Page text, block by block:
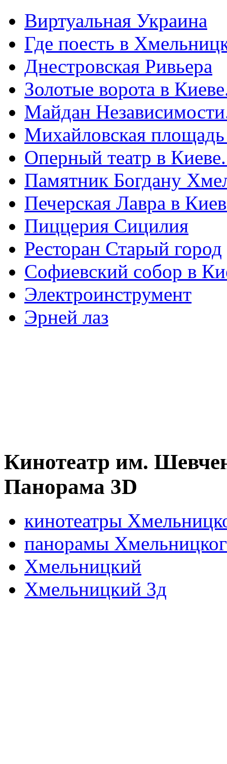
Виртуальная Украина
Где поесть в
Днестровская Ривьера
Золотые ворота в
Майдан
Михайловская
Оперный театр в
Памятник Богдану
Печерская Лавра в
Пиццерия Сицилия
Ресторан Старый город
Софиевский собор в
Электроинструмент
Эрней лаз
Кинотеатр им.
Панорама 3D
кинотеатры
панорамы
Хмельницкий
Хмельницкий 3д